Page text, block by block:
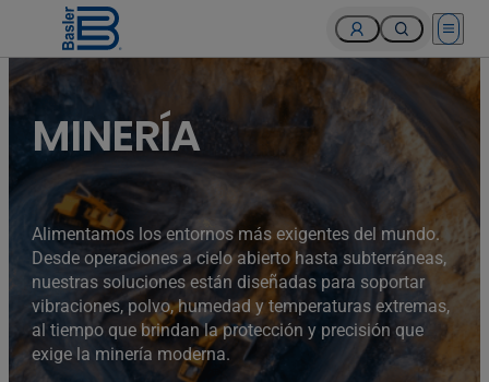
Open
MINERÍA
Alimentamos los entornos más exigentes del mundo.
Desde operaciones a cielo abierto hasta subterráneas,
nuestras soluciones están diseñadas para soportar
vibraciones, polvo, humedad y temperaturas extremas,
al tiempo que brindan la protección y precisión que
exige la minería moderna.